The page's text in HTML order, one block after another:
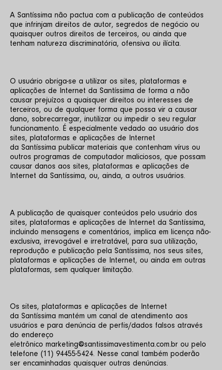
A Santíssima não pactua com a publicação de conteúdos
que infrinjam direitos de autor, segredos de negócio ou
quaisquer outros direitos de terceiros, ou ainda que
tenham natureza discriminatória, ofensiva ou ilícita.
O usuário obriga-se a utilizar os sites, plataformas e
aplicações de Internet da Santíssima de forma a não
causar prejuízos a quaisquer direitos ou interesses de
terceiros, ou de qualquer forma que possa vir a causar
dano, sobrecarregar, inutilizar ou impedir o seu regular
funcionamento. É especialmente vedado ao usuário dos
sites, plataformas e aplicações de Internet
da Santíssima publicar materiais que contenham vírus ou
outros programas de computador maliciosos, que possam
causar danos aos sites, plataformas e aplicações de
Internet da Santíssima, ou, ainda, a outros usuários.
A publicação de quaisquer conteúdos pelo usuário dos
sites, plataformas e aplicações de Internet da Santíssima,
incluindo mensagens e comentários, implica em licença não-
exclusiva, irrevogável e irretratável, para sua utilização,
reprodução e publicação pela Santíssima, nos seus sites,
plataformas e aplicações de Internet, ou ainda em outras
plataformas, sem qualquer limitação.
Os sites, plataformas e aplicações de Internet
da Santíssima mantém um canal de atendimento aos
usuários e para denúncia de perfis/dados falsos através
do endereço
eletrônico marketing@santissimavestimenta.com.br ou pelo
telefone (11) 94455-5424. Nesse canal também poderão
ser encaminhadas quaisquer outras denúncias.